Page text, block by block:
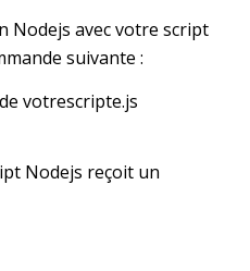
Nodejs avec votre script
suivante :
votrescripte.js
Nodejs reçoit un